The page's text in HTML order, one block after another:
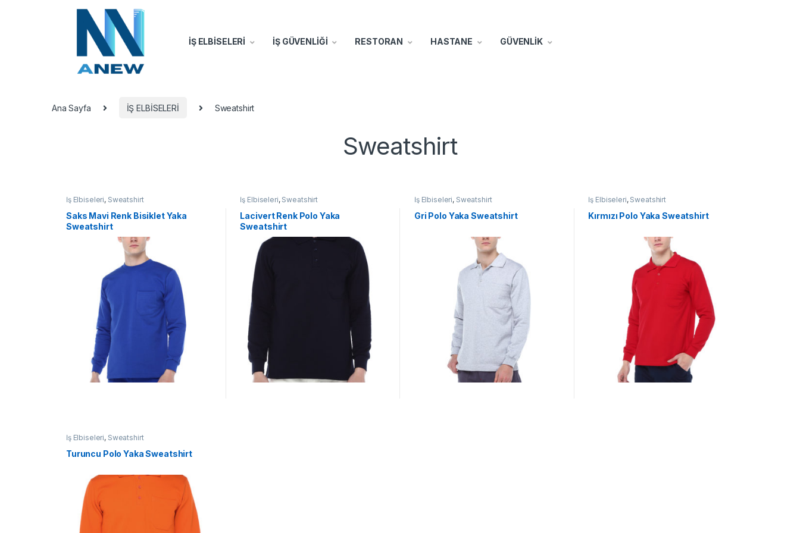
İŞ ELBİSELERİ İŞ GÜVENLİĞİ RESTORAN HASTANE GÜVENLİK
Ana Sayfa İŞ ELBİSELERİ Sweatshirt
Sweatshirt
İş Elbiseleri, Sweatshirt
Saks Mavi Renk Bisiklet Yaka
Sweatshirt
İş Elbiseleri, Sweatshirt
Lacivert Renk Polo Yaka
Sweatshirt
İş Elbiseleri, Sweatshirt
Gri Polo Yaka Sweatshirt
İş Elbiseleri, Sweatshirt
Kırmızı Polo Yaka Sweatshirt
İş Elbiseleri, Sweatshirt
Turuncu Polo Yaka Sweatshirt